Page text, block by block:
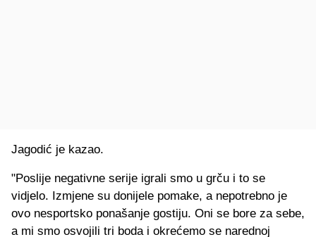
Jagodić je kazao.
"Poslije negativne serije igrali smo u grču i to se
vidjelo. Izmjene su donijele pomake, a nepotrebno je
ovo nesportsko ponašanje gostiju. Oni se bore za sebe,
a mi smo osvojili tri boda i okrećemo se narednoj